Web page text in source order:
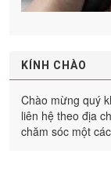
KÍNH CHÀO
Chào mừng quý
liên hệ theo địa
chăm sóc một